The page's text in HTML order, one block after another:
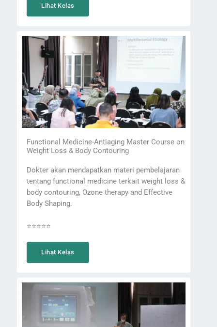
Lihat Kelas
Functional Medicine-Antiaging Master Course on
Weight Loss & Body Contouring
Dokter akan mendapatkan materi pembelajaran
tentang functional medicine terkait weight loss &
body contouring, Ozone therapy and Effective
Body Shaping.
⭐⭐⭐⭐⭐
Lihat Kelas